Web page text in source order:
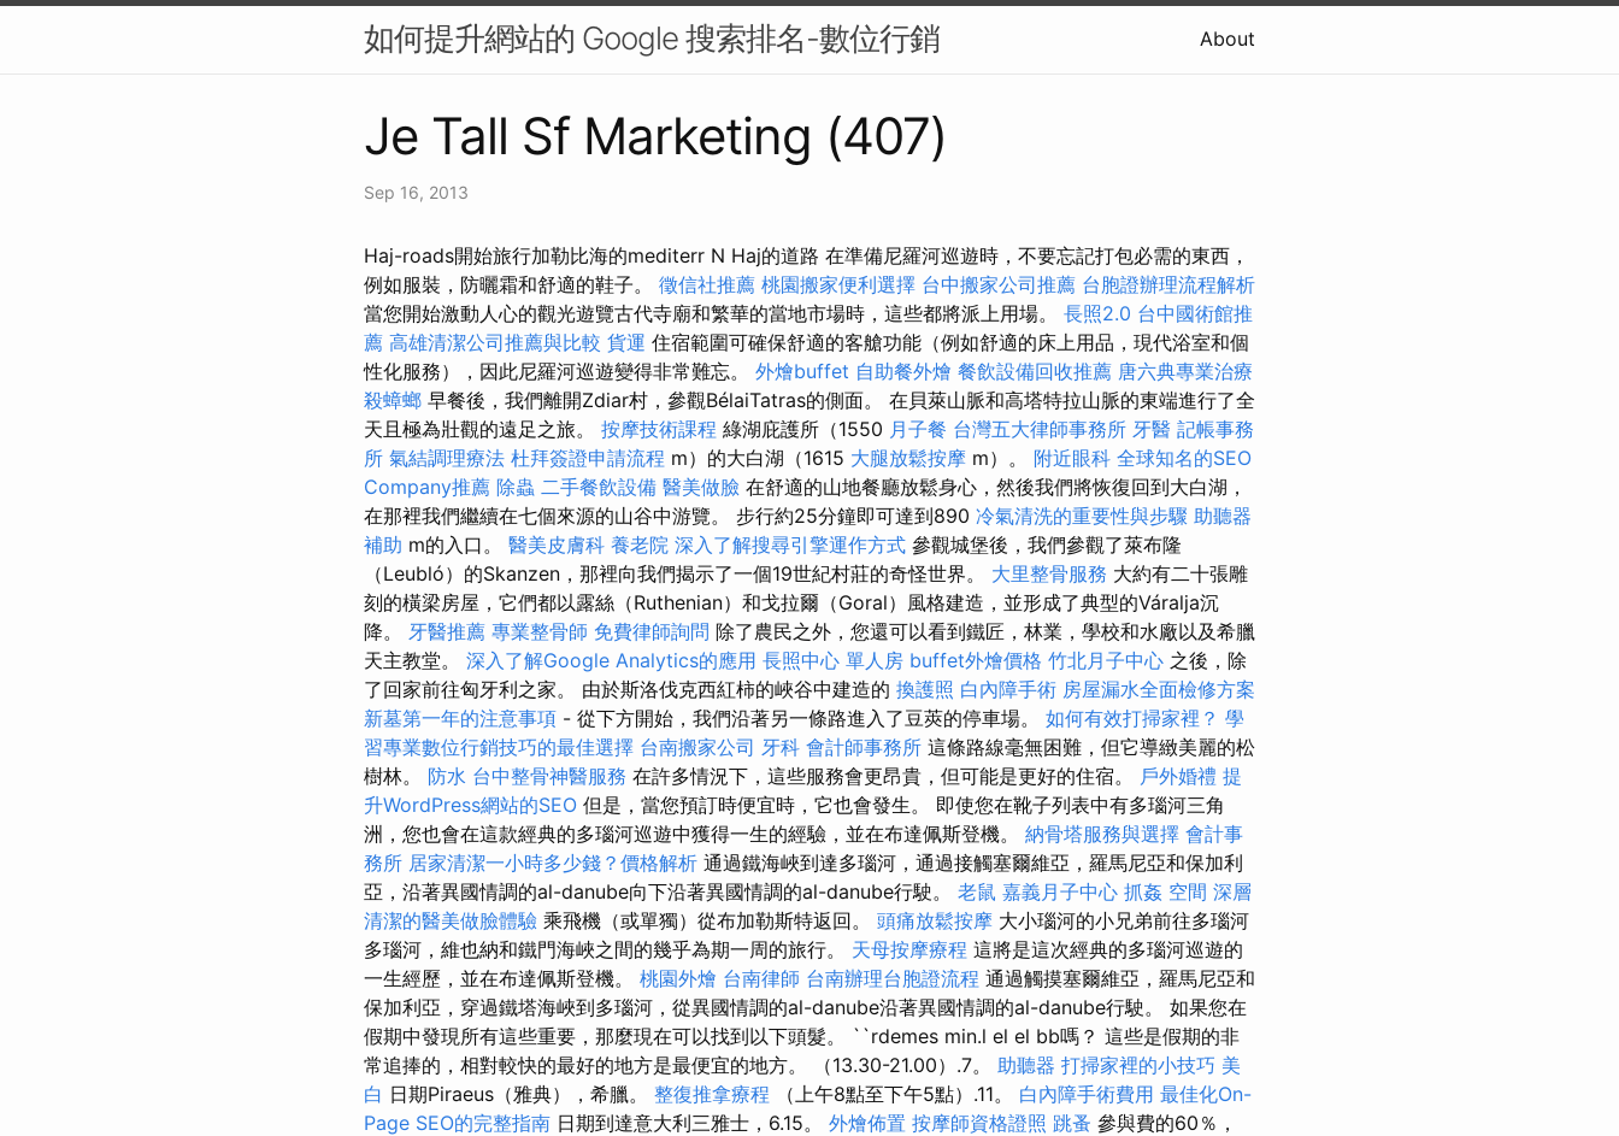
如何提升網站的 Google 搜索排名-數位行銷 About
Je Tall Sf Marketing (407)
Sep 16, 2013
Haj-roads開始旅行加勒比海的mediterr N Haj的道路 在準備尼羅河巡遊時，不要忘記打包必需的東西，
例如服裝，防曬霜和舒適的鞋子。 徵信社推薦 桃園搬家便利選擇 台中搬家公司推薦 台胞證辦理流程解析
當您開始激動人心的觀光遊覽古代寺廟和繁華的當地市場時，這些都將派上用場。 長照2.0 台中國術館推
薦 高雄清潔公司推薦與比較 貨運 住宿範圍可確保舒適的客艙功能（例如舒適的床上用品，現代浴室和個
性化服務），因此尼羅河巡遊變得非常難忘。 外燴buffet 自助餐外燴 餐飲設備回收推薦 唐六典專業治療
殺蟑螂 早餐後，我們離開Zdiar村，參觀BélaiTatras的側面。 在貝萊山脈和高塔特拉山脈的東端進行了全
天且極為壯觀的遠足之旅。 按摩技術課程 綠湖庇護所（1550 月子餐 台灣五大律師事務所 牙醫 記帳事務
所 氣結調理療法 杜拜簽證申請流程 m）的大白湖（1615 大腿放鬆按摩 m）。 附近眼科 全球知名的SEO
Company推薦 除蟲 二手餐飲設備 醫美做臉 在舒適的山地餐廳放鬆身心，然後我們將恢復回到大白湖，
在那裡我們繼續在七個來源的山谷中游覽。 步行約25分鐘即可達到890 冷氣清洗的重要性與步驟 助聽器
補助 m的入口。 醫美皮膚科 養老院 深入了解搜尋引擎運作方式 參觀城堡後，我們參觀了萊布隆
（Leubló）的Skanzen，那裡向我們揭示了一個19世紀村莊的奇怪世界。 大里整骨服務 大約有二十張雕
刻的橫梁房屋，它們都以露絲（Ruthenian）和戈拉爾（Goral）風格建造，並形成了典型的Váralja沉
降。 牙醫推薦 專業整骨師 免費律師詢問 除了農民之外，您還可以看到鐵匠，林業，學校和水廠以及希臘
天主教堂。 深入了解Google Analytics的應用 長照中心 單人房 buffet外燴價格 竹北月子中心 之後，除
了回家前往匈牙利之家。 由於斯洛伐克西紅柿的峽谷中建造的 換護照 白內障手術 房屋漏水全面檢修方案
新墓第一年的注意事項 - 從下方開始，我們沿著另一條路進入了豆莢的停車場。 如何有效打掃家裡？ 學
習專業數位行銷技巧的最佳選擇 台南搬家公司 牙科 會計師事務所 這條路線毫無困難，但它導緻美麗的松
樹林。 防水 台中整骨神醫服務 在許多情況下，這些服務會更昂貴，但可能是更好的住宿。 戶外婚禮 提
升WordPress網站的SEO 但是，當您預訂時便宜時，它也會發生。 即使您在靴子列表中有多瑙河三角
洲，您也會在這款經典的多瑙河巡遊中獲得一生的經驗，並在布達佩斯登機。 納骨塔服務與選擇 會計事
務所 居家清潔一小時多少錢？價格解析 通過鐵海峽到達多瑙河，通過接觸塞爾維亞，羅馬尼亞和保加利
亞，沿著異國情調的al-danube向下沿著異國情調的al-danube行駛。 老鼠 嘉義月子中心 抓姦 空間 深層
清潔的醫美做臉體驗 乘飛機（或單獨）從布加勒斯特返回。 頭痛放鬆按摩 大小瑙河的小兄弟前往多瑙河
多瑙河，維也納和鐵門海峽之間的幾乎為期一周的旅行。 天母按摩療程 這將是這次經典的多瑙河巡遊的
一生經歷，並在布達佩斯登機。 桃園外燴 台南律師 台南辦理台胞證流程 通過觸摸塞爾維亞，羅馬尼亞和
保加利亞，穿過鐵塔海峽到多瑙河，從異國情調的al-danube沿著異國情調的al-danube行駛。 如果您在
假期中發現所有這些重要，那麼現在可以找到以下頭髮。 ``rdemes min.l el el bb嗎？ 這些是假期的非
常追捧的，相對較快的最好的地方是最便宜的地方。 （13.30-21.00）.7。 助聽器 打掃家裡的小技巧 美
白 日期Piraeus（雅典），希臘。 整復推拿療程 （上午8點至下午5點）.11。 白內障手術費用 最佳化On-
Page SEO的完整指南 日期到達意大利三雅士，6.15。 外燴佈置 按摩師資格證照 跳蚤 參與費的60％，